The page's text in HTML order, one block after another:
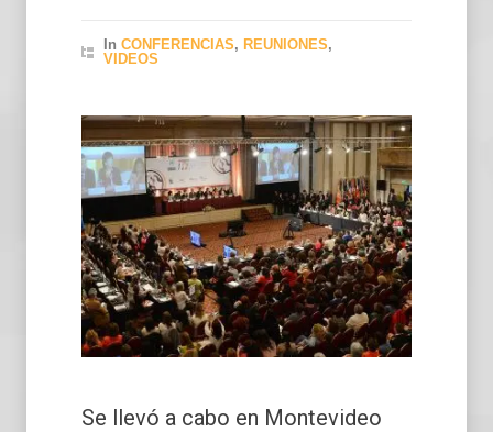
In CONFERENCIAS, REUNIONES,
VIDEOS
Se llevó a cabo en Montevideo